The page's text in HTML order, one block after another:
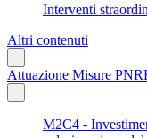
Interventi
Altri contenuti
Attuazione Misure
M2C4 -